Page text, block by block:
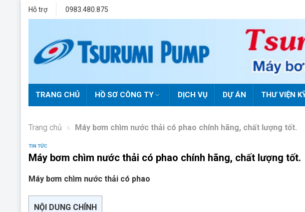
Hỗ trợ 0983.480.875
TRANG CHỦ HỒ SƠ CÔNG TY DỊCH VỤ DỰ ÁN THƯ VIỆN
Trang chủ » Máy bơm chìm nước thải có phao chính hãng, chất lượng tốt.
TIN TỨC
Máy bơm chìm nước thải có phao chính hãng, chất lượng tốt.
Máy bơm chìm nước thải có phao
NỘI DUNG CHÍNH